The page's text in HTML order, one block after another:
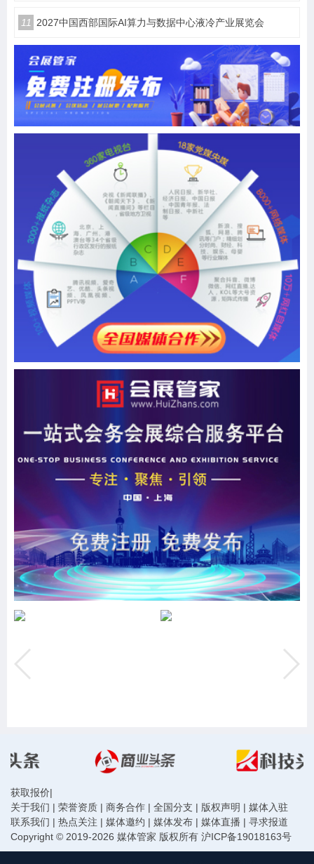
11 2027中国西部国际AI算力与数据中心液冷产业展览会
获取报价|
关于我们 | 荣誉资质 | 商务合作 | 全国分支 | 版权声明 | 媒体入驻
联系我们 | 热点关注 | 媒体邀约 | 媒体发布 | 媒体直播 | 寻求报道
Copyright © 2019-2026 媒体管家 版权所有 沪ICP备19018163号